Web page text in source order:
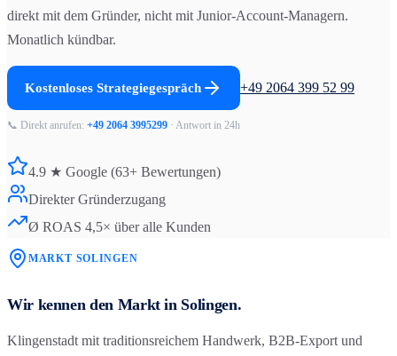
direkt mit dem Gründer, nicht mit Junior-Account-Managern.
Monatlich kündbar.
Kostenloses Strategiegespräch +49 2064 399 52 99
📞 Direkt anrufen: +49 2064 3995299 · Antwort in 24h
4.9 ★ Google (63+ Bewertungen)
Direkter Gründerzugang
Ø ROAS 4,5× über alle Kunden
MARKT SOLINGEN
Wir kennen den Markt in Solingen.
Klingenstadt mit traditionsreichem Handwerk, B2B-Export und